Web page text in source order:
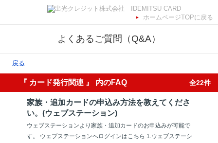
ホームページTOPに戻る
よくあるご質問（Q&A）
戻る
『 カード発行関連 』 内のFAQ 全22件
家族・追加カードの申込み方法を教えてくださ
い。(ウェブステーション)
ウェブステーションより家族・追加カードのお申込みが可能で
す。 ウェブステーションへログインはこちら 1.ウェブステーシ